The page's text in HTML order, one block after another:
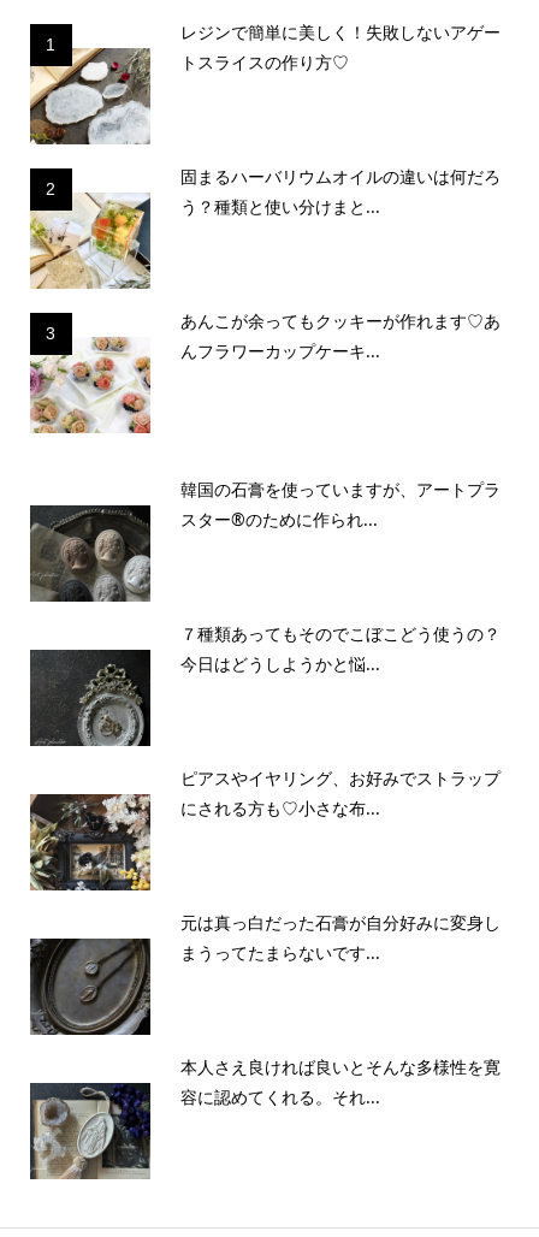
1
レジンで簡単に美しく！失敗しないアゲー
トスライスの作り方♡
2
固まるハーバリウムオイルの違いは何だろ
う？種類と使い分けまと...
3
あんこが余ってもクッキーが作れます♡あ
んフラワーカップケーキ...
韓国の石膏を使っていますが、アートプラ
スター®のために作られ...
７種類あってもそのでこぼこどう使うの？
今日はどうしようかと悩...
ピアスやイヤリング、お好みでストラップ
にされる方も♡小さな布...
元は真っ白だった石膏が自分好みに変身し
まうってたまらないです...
本人さえ良ければ良いとそんな多様性を寛
容に認めてくれる。それ...